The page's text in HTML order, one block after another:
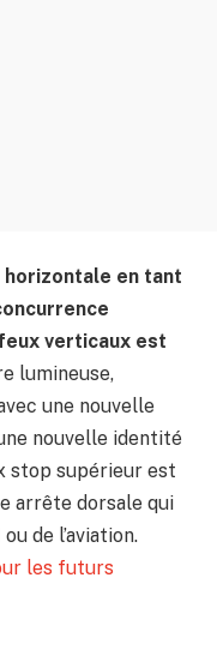
horizontale en tant
verticaux est
lumineuse,
une nouvelle
nouvelle identité
stop supérieur est
arrête dorsale qui
de l’aviation.
les futurs